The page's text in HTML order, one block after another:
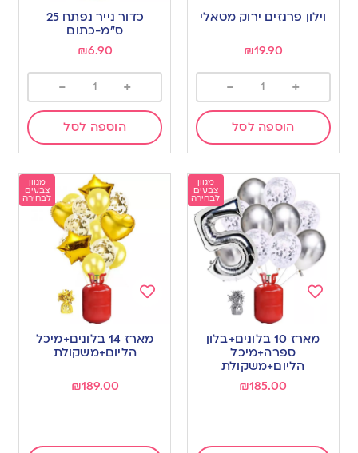
to
wishlist
וילון פרנזים ירוק מטאלי
₪19.90
+
-
הוספה לסל
wishlist
כדור נייר נפתח 25
ס”מ-כתום
₪6.90
+
-
הוספה לסל
מגוון
צבעים
לבחירה
to
wishlist
מארז 10 בלונים+בלון
ספרה+מיכל
הליום+משקולת
₪185.00
מגוון
צבעים
לבחירה
to
wishlist
מארז 14 בלונים+מיכל
הליום+משקולת
₪189.00